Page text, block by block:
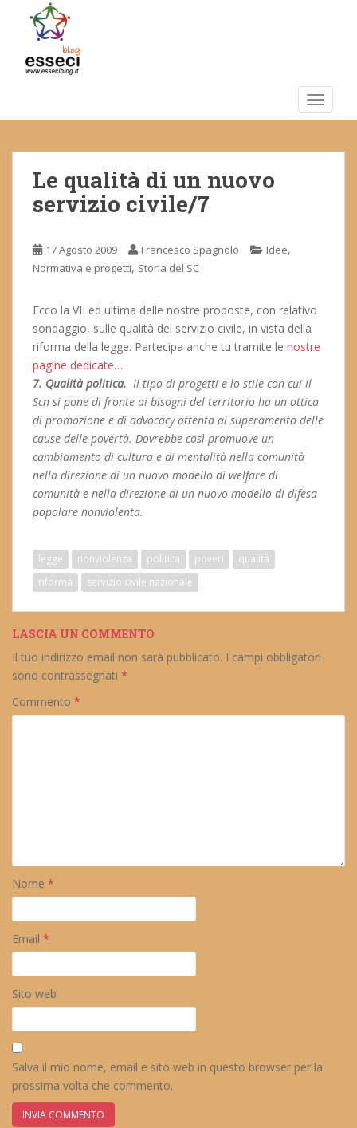
m
Le qualità di un nuovo
servizio civile/7
17 Agosto 2009 Francesco Spagnolo Idee,
Normativa e progetti, Storia del SC
Ecco la VII ed ultima delle nostre proposte, con relativo
sondaggio, sulle qualità del servizio civile, in vista della
riforma della legge. Partecipa anche tu tramite le nostre
pagine dedicate…
7. Qualità politica. Il tipo di progetti e lo stile con cui il
Scn si pone di fronte ai bisogni del territorio ha un ottica
di promozione e di advocacy attenta al superamento delle
cause delle povertà. Dovrebbe così promuove un
cambiamento di cultura e di mentalità nella comunità
nella direzione di un nuovo modello di welfare di
comunità e nella direzione di un nuovo modello di difesa
popolare nonviolenta.
legge nonviolenza politica poveri
qualità
riforma
servizio civile nazionale
LASCIA UN COMMENTO
Il tuo indirizzo email non sarà pubblicato. I campi obbligatori
sono contrassegnati *
Commento *
Nome *
Email *
Sito web
Salva il mio nome, email e sito web in questo browser per la
prossima volta che commento.